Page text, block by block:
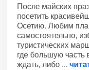
После майских
посетить
Осетию. Любим
самостоятельно,
туристических
где большую часть
ждать, либо